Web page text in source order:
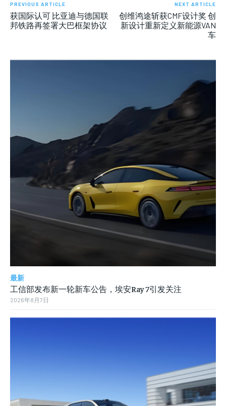
PREVIOUS ARTICLE
获国际认可 比亚迪与德国联
邦铁路再签署大巴框架协议
NEXT ARTICLE
创维鸿途斩获CMF设计奖 创
新设计重新定义新能源VAN
车
最新
工信部发布新一轮新车公告，埃安Ray 7引发关注
2026年8月7日